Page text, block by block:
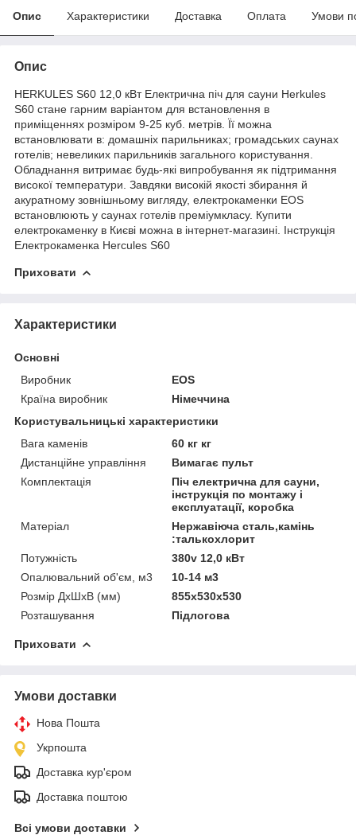
Опис Характеристики Доставка Оплата Умови
Опис
HERKULES S60 12,0 кВт Електрична піч для сауни Herkules
S60 стане гарним варіантом для встановлення в
приміщеннях розміром 9-25 куб. метрів. Її можна
встановлювати в: домашніх парильниках; громадських саунах
готелів; невеликих парильників загального користування.
Обладнання витримає будь-які випробування як підтримання
високої температури. Завдяки високій якості збирання й
акуратному зовнішньому вигляду, електрокаменки EOS
встановлюють у саунах готелів преміумкласу. Купити
електрокаменку в Києві можна в інтернет-магазині. Інструкція
Електрокаменка Hercules S60
Приховати
Характеристики
Основні
Виробник
EOS
Країна виробник
Німеччина
Користувальницькі характеристики
Вага каменів
60 кг кг
Дистанційне управління
Вимагає пульт
Комплектація
Піч електрична для сауни,
інструкція по монтажу і
експлуатації, коробка
Матеріал
Нержавіюча сталь,камінь
:талькохлорит
Потужність
380v 12,0 кВт
Опалювальний об'єм, м3
10-14 м3
Розмір ДхШхВ (мм)
855x530x530
Розташування
Підлогова
Приховати
Умови доставки
Нова Пошта
Укрпошта
Доставка кур'єром
Доставка поштою
Всі умови доставки